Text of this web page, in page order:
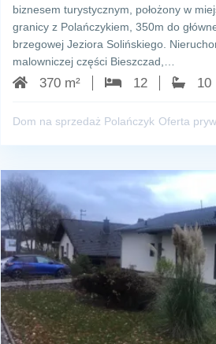
biznesem turystycznym, położony w
granicy z Polańczykiem, 350m do
brzegowej Jeziora Solińskiego.
malowniczej części Bieszczad,…
370 m² 12 10
Dom na sprzedaż Polańczyk Oferta